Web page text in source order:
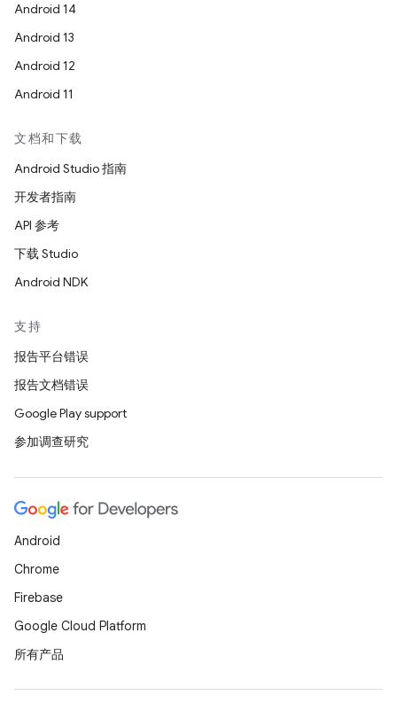
Android 14
Android 13
Android 12
Android 11
文档和下载
Android Studio 指南
开发者指南
API 参考
下载 Studio
Android NDK
支持
报告平台错误
报告文档错误
Google Play support
参加调查研究
Android
Chrome
Firebase
Google Cloud Platform
所有产品